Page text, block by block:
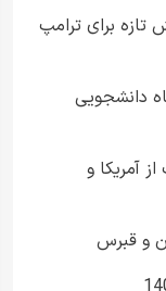
برای ترامپ
دانشجویی
آمریکا و
و قبرس